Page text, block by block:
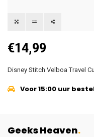
€14,99
Disney Stitch Velboa Travel
Voor 15:00 uur
Geeks Heaven.